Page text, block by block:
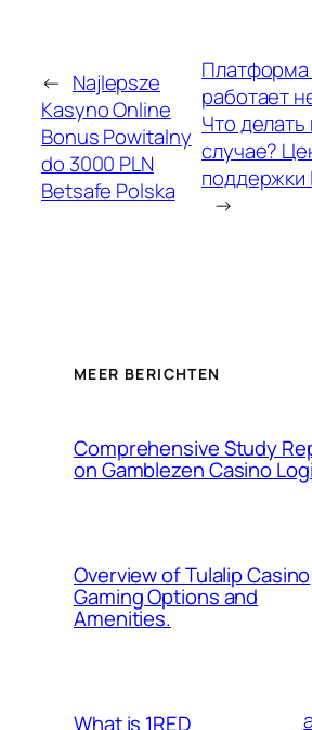
← Najlepsze
Kasyno Online
Bonus Powitalny
do 3000 PLN
Betsafe Polska
работает
Что
случае?
поддержки
→
MEER BERICHTEN
Comprehensive Study
on Gamblezen Casino
Overview of Tulalip Casino
Gaming Options and
Amenities.
What is 1RED